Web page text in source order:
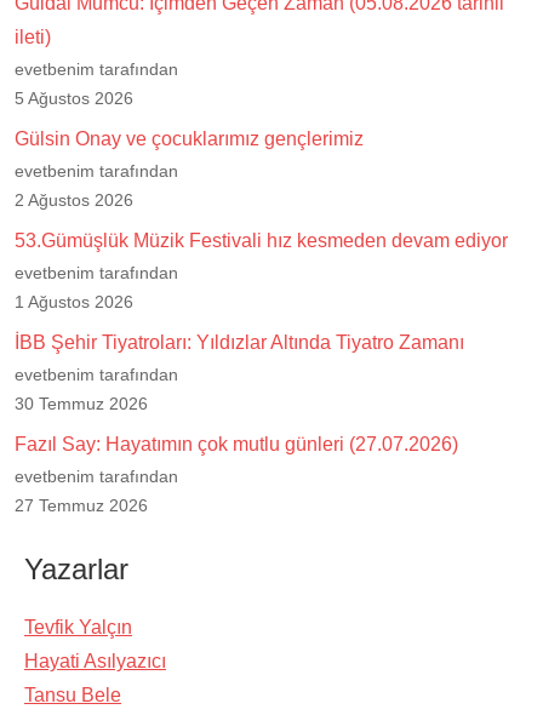
ileti)
evetbenim tarafından
5 Ağustos 2026
Gülsin Onay ve çocuklarımız gençlerimiz
evetbenim tarafından
2 Ağustos 2026
53.Gümüşlük Müzik Festivali hız kesmeden devam ediyor
evetbenim tarafından
1 Ağustos 2026
İBB Şehir Tiyatroları: Yıldızlar Altında Tiyatro Zamanı
evetbenim tarafından
30 Temmuz 2026
Fazıl Say: Hayatımın çok mutlu günleri (27.07.2026)
evetbenim tarafından
27 Temmuz 2026
Yazarlar
Tevfik Yalçın
Hayati Asılyazıcı
Tansu Bele